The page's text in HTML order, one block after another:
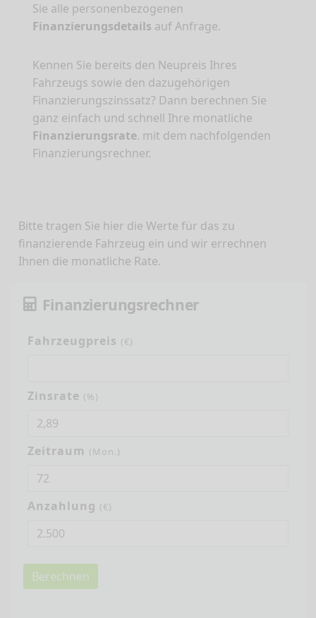
Sie alle personenbezogenen
Finanzierungsdetails auf Anfrage.
Kennen Sie bereits den Neupreis Ihres
Fahrzeugs sowie den dazugehörigen
Finanzierungszinssatz? Dann berechnen Sie
ganz einfach und schnell Ihre monatliche
Finanzierungsrate. mit dem nachfolgenden
Finanzierungsrechner.
Bitte tragen Sie hier die Werte für das zu
finanzierende Fahrzeug ein und wir errechnen
Ihnen die monatliche Rate.
Finanzierungsrechner
Fahrzeugpreis (€)
Zinsrate (%)
Zeitraum (Mon.)
Anzahlung (€)
Berechnen